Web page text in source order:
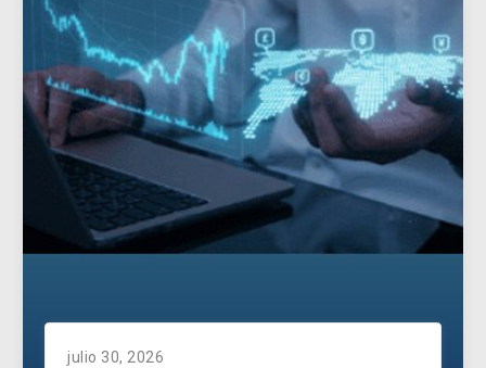
julio 30, 2026